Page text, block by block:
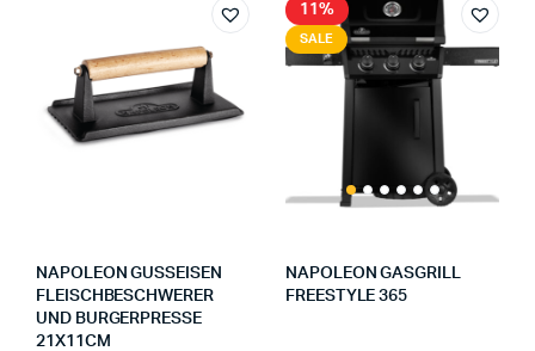
NAPOLEON GUSSEISEN
FLEISCHBESCHWERER
UND BURGERPRESSE
21X11CM
11%
SALE
NAPOLEON GASGRILL
FREESTYLE 365